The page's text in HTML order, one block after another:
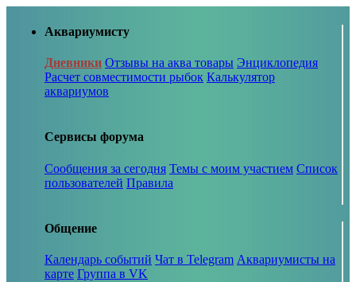
Аквариумисту
Дневники Отзывы на аква товары Энциклопедия
Расчет совместимости рыбок Калькулятор
аквариумов
Сервисы форума
Сообщения за сегодня Темы с моим участием Список
пользователей Правила
Общение
Календарь событий Чат в Telegram Аквариумисты на
карте Группа в VK